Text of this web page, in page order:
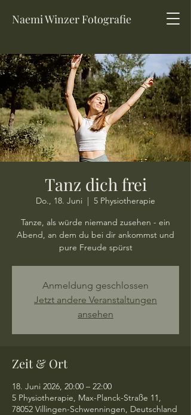
Naemi Winzer Fotografie
Tanz dich frei
Do., 18. Juni
  |
5 Physiotherapie
Tanze, als würde niemand zusehen - ein
Abend, an dem du bei dir ankommst und
pure Freude spürst
Anmeldung geschlossen
Jetzt andere Veranstaltungen
ansehen
Zeit & Ort
18. Juni 2026, 20:00 – 22:00
5 Physiotherapie, Max-Planck-Straße 11,
78052 Villingen-Schwenningen, Deutschland